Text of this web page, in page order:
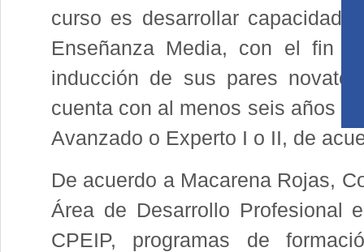
curso es desarrollar
Enseñanza Media, con el fin
inducción de sus pares
cuenta con al menos seis años
Avanzado o Experto I o II, de
De acuerdo a Macarena Rojas,
Área de Desarrollo Profesional
CPEIP, programas de